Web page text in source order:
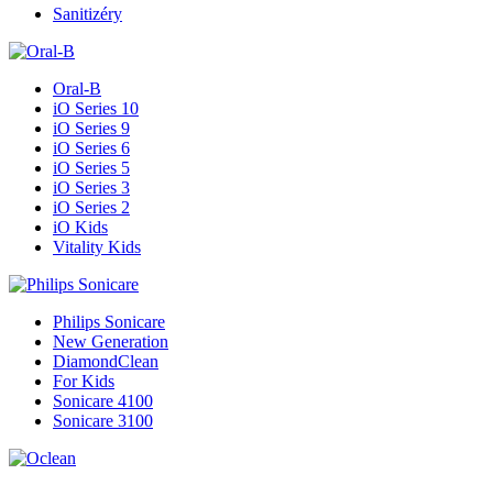
Sanitizéry
Oral-B
iO Series 10
iO Series 9
iO Series 6
iO Series 5
iO Series 3
iO Series 2
iO Kids
Vitality Kids
Philips Sonicare
New Generation
DiamondClean
For Kids
Sonicare 4100
Sonicare 3100